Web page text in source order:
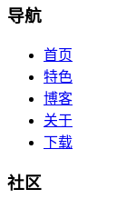
导航
首页
特色
博客
关于
下载
社区